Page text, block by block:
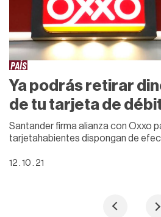
PAÍS
Ya podrás retirar
de tu tarjeta de
Santander firma alianza con Oxxo
tarjetahabientes dispongan de
12 . 10 . 21